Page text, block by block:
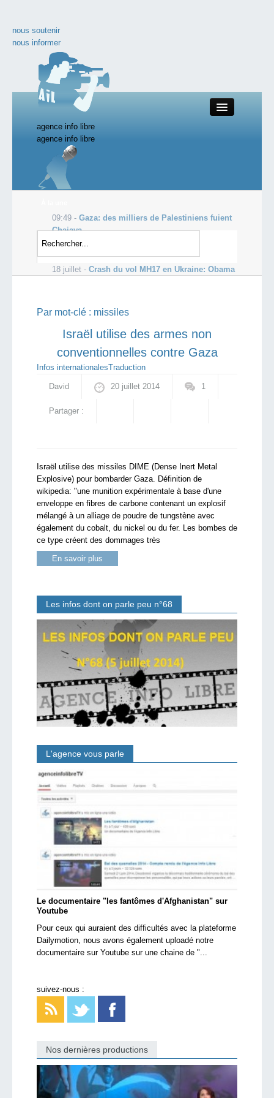
nous soutenir
nous informer
agence info libre
Close
nos productions
les vidéos incontournables
agence info libre
09:49 - Gaza: des milliers de Palestiniens fuient
Chajaya
19 juillet -
qui accablent les rebelles pro-russes...ou...
18 juillet - Crash du vol MH17 en Ukraine: Obama
Par mot-clé : missiles
Israël utilise des armes non
conventionnelles contre Gaza
Infos internationalesTraduction
David 20 juillet 2014 1
Partager :
Israël utilise des missiles DIME (Dense Inert Metal
Explosive) pour bombarder Gaza. Définition de
wikipedia: "une munition expérimentale à base d'une
enveloppe en fibres de carbone contenant un explosif
mélangé à un alliage de poudre de tungstène avec
également du cobalt, du nickel ou du fer. Les bombes de
ce type créent des dommages très
En savoir plus
Les infos dont on parle peu n°68
L'agence vous parle
Le documentaire "les fantômes d'Afghanistan" sur
Youtube
Pour ceux qui auraient des difficultés avec la plateforme
Dailymotion, nous avons également uploadé notre
documentaire sur Youtube sur une chaine de "...
suivez-nous :
Nos dernières productions